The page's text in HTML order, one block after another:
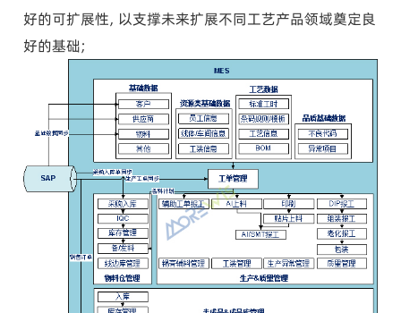
好的可扩展性，以支撑未来扩展不同工艺产品领域奠定良
好的基础;